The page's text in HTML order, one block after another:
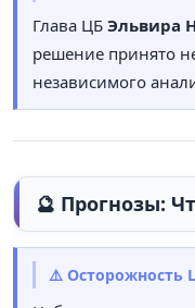
Глава ЦБ Эльвира
решение принято
независимого
🔮 Прогнозы:
⚠️ Осторожность